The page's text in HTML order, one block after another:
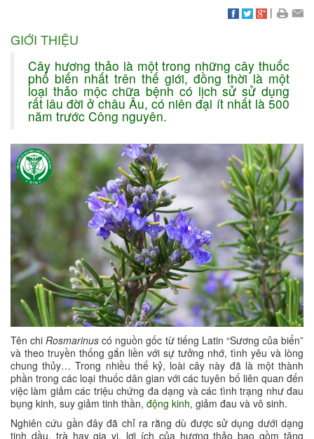
|
GIỚI THIỆU
Cây hương thảo là một trong những cây thuốc
phổ biến nhất trên thế giới, đồng thời là một
loại thảo mộc chữa bệnh có lịch sử sử dụng
rất lâu đời ở châu Âu, có niên đại ít nhất là 500
năm trước Công nguyên.
Tên chiRosmarinus có nguồn gốc từ tiếng Latin “Sương của biển”
và theo truyền thống gắn liền với sự tưởng nhớ, tình yêu và lòng
chung thủy… Trong nhiều thế kỷ, loài cây này đã là một thành
phần trong các loại thuốc dân gian với các tuyên bố liên quan đến
việc làm giảm các triệu chứng đa dạng và các tình trạng như đau
bụng kinh, suy giảm tinh thần, động kinh, giảm đau và vô sinh.
Nghiên cứu gần đây đã chỉ ra rằng dù được sử dụng dưới dạng
tinh dầu, trà hay gia vị, lợi ích của hương thảo bao gồm tăng